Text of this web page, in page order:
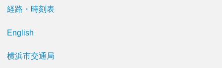
経路・時刻表
English
横浜市交通局